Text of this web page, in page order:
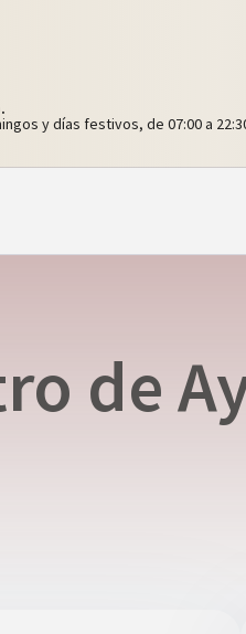
y días festivos, de 07:00 a
de